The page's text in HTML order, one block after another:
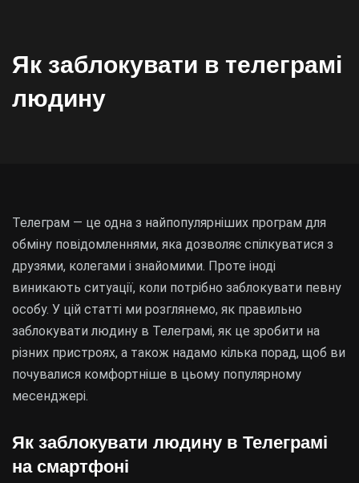
Як заблокувати в телеграмі
людину
Телеграм — це одна з найпопулярніших програм для
обміну повідомленнями, яка дозволяє спілкуватися з
друзями, колегами і знайомими. Проте іноді
виникають ситуації, коли потрібно заблокувати певну
особу. У цій статті ми розглянемо, як правильно
заблокувати людину в Телеграмі, як це зробити на
різних пристроях, а також надамо кілька порад, щоб ви
почувалися комфортніше в цьому популярному
месенджері.
Як заблокувати людину в Телеграмі
на смартфоні